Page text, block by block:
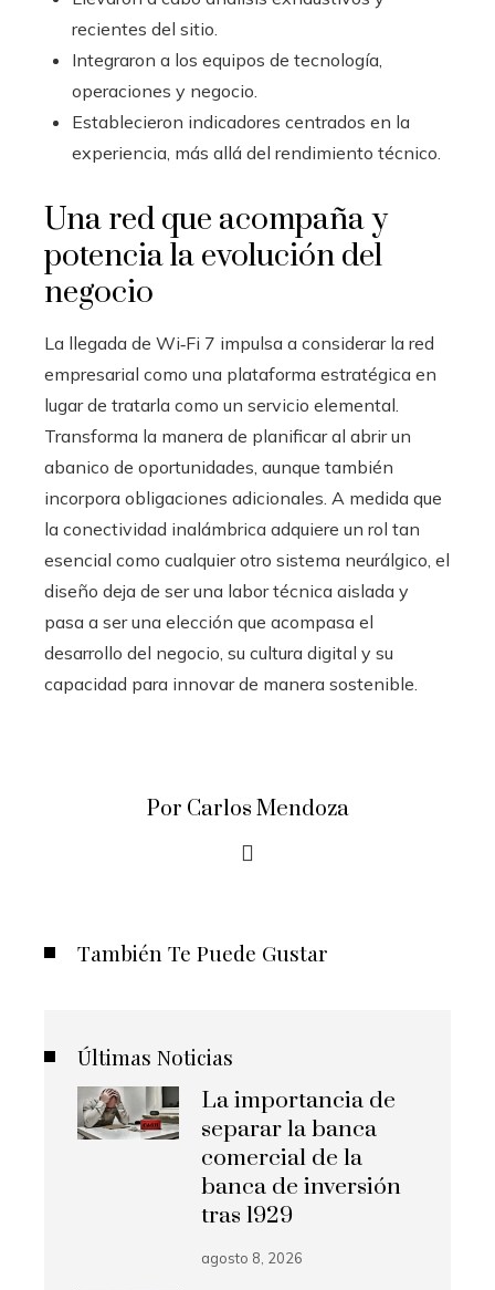
recientes del sitio.
Integraron a los equipos de tecnología,
operaciones y negocio.
Establecieron indicadores centrados en la
experiencia, más allá del rendimiento técnico.
Una red que acompaña y
potencia la evolución del
negocio
La llegada de Wi‑Fi 7 impulsa a considerar la red
empresarial como una plataforma estratégica en
lugar de tratarla como un servicio elemental.
Transforma la manera de planificar al abrir un
abanico de oportunidades, aunque también
incorpora obligaciones adicionales. A medida que
la conectividad inalámbrica adquiere un rol tan
esencial como cualquier otro sistema neurálgico, el
diseño deja de ser una labor técnica aislada y
pasa a ser una elección que acompasa el
desarrollo del negocio, su cultura digital y su
capacidad para innovar de manera sostenible.
Por Carlos Mendoza
También Te Puede Gustar
Últimas Noticias
La importancia de
separar la banca
comercial de la
banca de inversión
tras 1929
agosto 8, 2026